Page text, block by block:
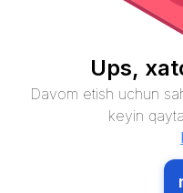
Ups,
Davom etish uchun
keyin